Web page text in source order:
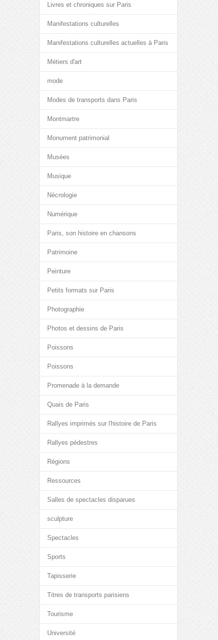
Livres et chroniques sur Paris
Manifestations culturelles
Manifestations culturelles actuelles à Paris
Métiers d'art
mode
Modes de transports dans Paris
Montmartre
Monument patrimonial
Musées
Musique
Nécrologie
Numérique
Paris, son histoire en chansons
Patrimoine
Peinture
Petits formats sur Paris
Photographie
Photos et dessins de Paris
Poissons
Poissons
Promenade à la demande
Quais de Paris
Rallyes imprimés sur l'histoire de Paris
Rallyes pédestres
Régions
Ressources
Salles de spectacles disparues
sculpture
Spectacles
Sports
Tapisserie
Titres de transports parisiens
Tourisme
Université